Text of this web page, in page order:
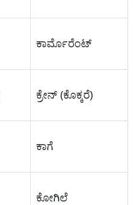
ಕಾರ್ಮೊರೆಂಟ್
ಕ್ರೇನ್ (ಕೊಕ್ಕರೆ)
ಕಾಗೆ
ಕೋಗಿಲೆ